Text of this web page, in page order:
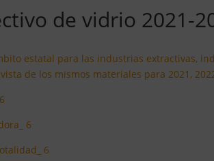
de vidrio 2021-
estatal para las industrias extractivas,
de los mismos materiales para 2021,
6
6